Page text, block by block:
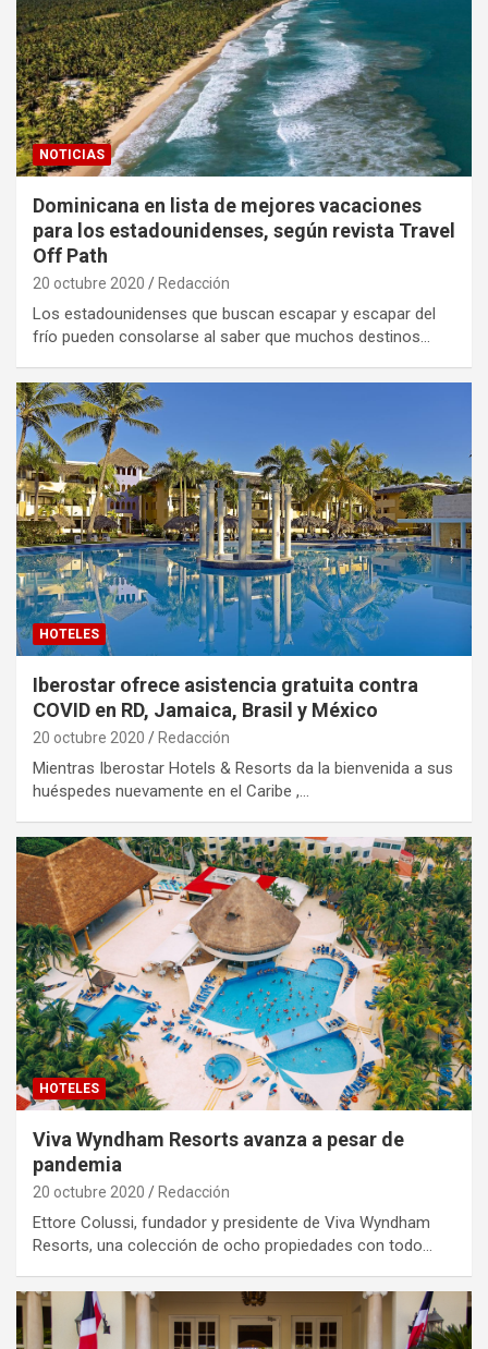
NOTICIAS
Dominicana en lista de mejores vacaciones
para los estadounidenses, según revista Travel
Off Path
20 octubre 2020 Redacción
Los estadounidenses que buscan escapar y escapar del
frío pueden consolarse al saber que muchos destinos…
HOTELES
Iberostar ofrece asistencia gratuita contra
COVID en RD, Jamaica, Brasil y México
20 octubre 2020 Redacción
Mientras Iberostar Hotels & Resorts da la bienvenida a sus
huéspedes nuevamente en el Caribe ,…
HOTELES
Viva Wyndham Resorts avanza a pesar de
pandemia
20 octubre 2020 Redacción
Ettore Colussi, fundador y presidente de Viva Wyndham
Resorts, una colección de ocho propiedades con todo…